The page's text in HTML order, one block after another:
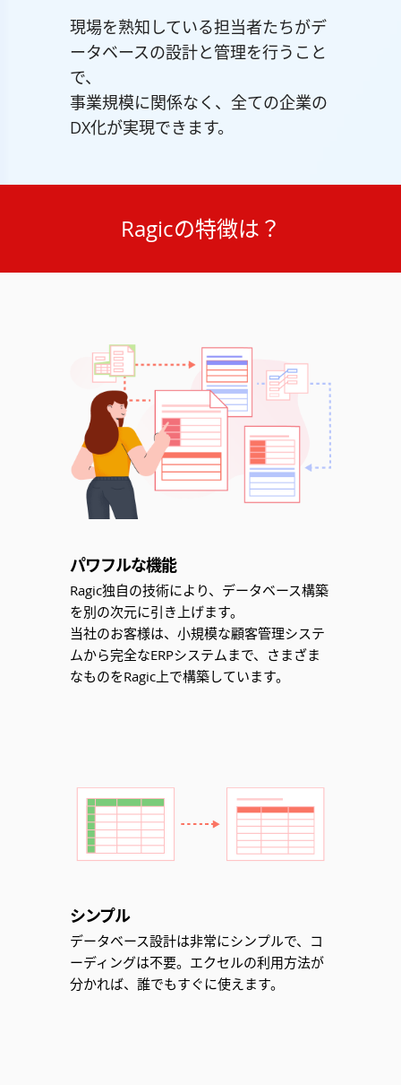
現場を熟知している担当者たちがデ
ータベースの設計と管理を行うこと
で、
事業規模に関係なく、全ての企業の
DX化が実現できます。
Ragicの特徴は？
パワフルな機能
Ragic独自の技術により、データベース構築
を別の次元に引き上げます。
当社のお客様は、小規模な顧客管理システ
ムから完全なERPシステムまで、さまざま
なものをRagic上で構築しています。
シンプル
データベース設計は非常にシンプルで、コ
ーディングは不要。エクセルの利用方法が
分かれば、誰でもすぐに使えます。